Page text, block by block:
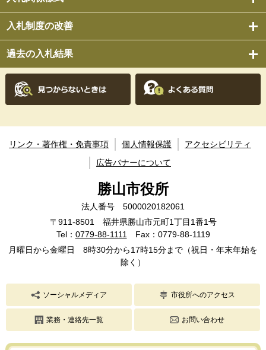
入札制度の改善
過去の入札結果
リンク・著作権・免責事項 個人情報保護
アクセシビリティ
広告バナーについて
勝山市役所
法人番号 5000020182061
〒911-8501 福井県勝山市元町1丁目1番1号
Tel： 0779-88-1111
Fax：0779-88-1119
月曜日から金曜日 8時30分から17時15分まで（祝日・年末年始を
除く）
ソーシャルメディア 市役所へのアクセス
業務・連絡先一覧 お問い合わせ